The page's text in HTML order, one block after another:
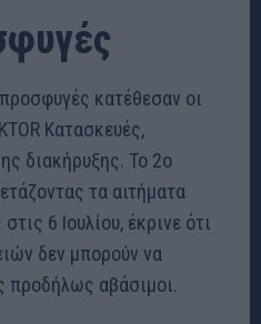
κατέθεσαν οι
Κατασκευές,
διακήρυξης. Το 2ο
τα αιτήματα
6 Ιουλίου, έκρινε ότι
δεν μπορούν να
προδήλως αβάσιμοι.